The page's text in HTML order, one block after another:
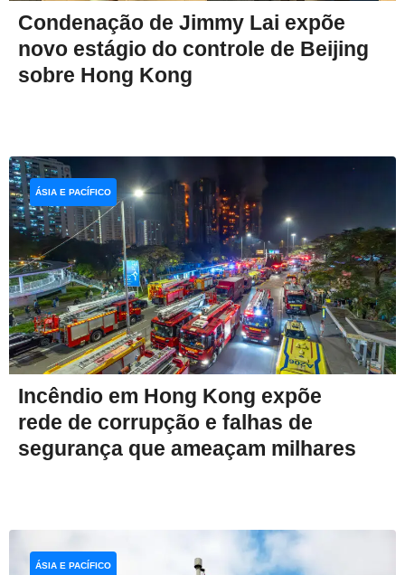
Condenação de Jimmy Lai expõe
novo estágio do controle de Beijing
sobre Hong Kong
Incêndio em Hong Kong expõe
rede de corrupção e falhas de
segurança que ameaçam milhares
ÁSIA E PACÍFICO
ÁSIA E PACÍFICO